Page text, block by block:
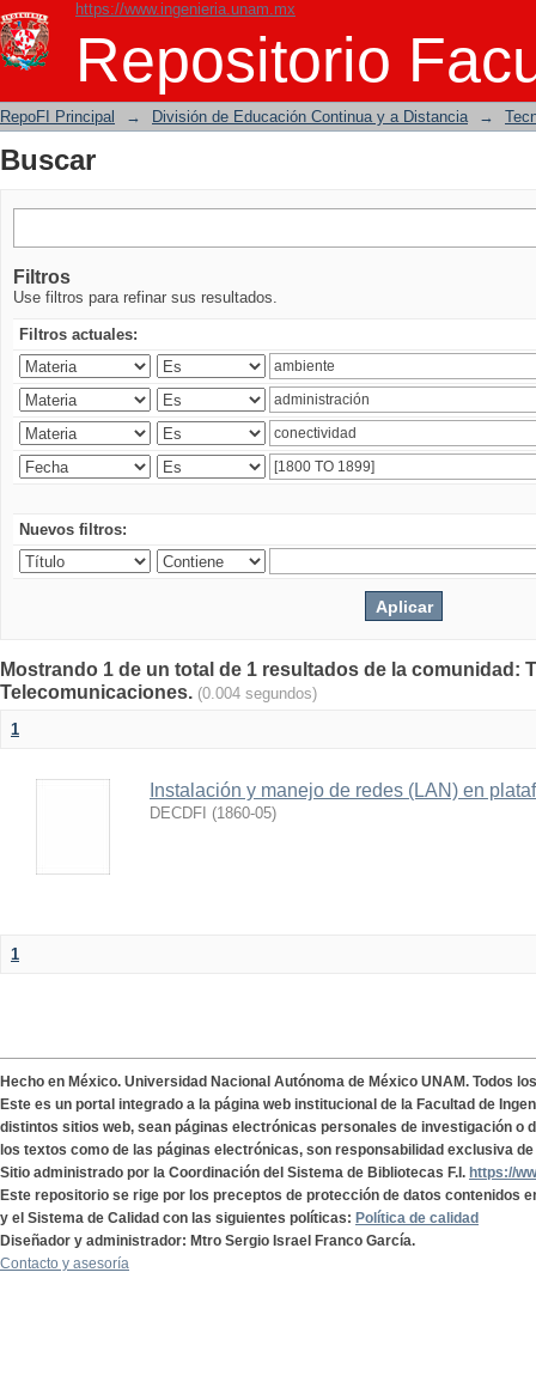
https://www.ingenieria.unam.mx
Repositorio
Buscar
RepoFI Principal → División de Educación Continua y a Distancia →
Buscar
Filtros
Use filtros para refinar sus resultados.
Filtros actuales:
Nuevos filtros:
Mostrando 1 de un total de 1 resultados de la comunidad:
Telecomunicaciones. (0.004 segundos)
1
Instalación y manejo de redes (LAN) en
DECDFI (1860-05)
1
Hecho en México. Universidad Nacional Autónoma de México UNAM. Todos
Este es un portal integrado a la página web institucional de la Facultad de
distintos sitios web, sean páginas electrónicas personales de investigación o
los textos como de las páginas electrónicas, son responsabilidad exclusiva
Sitio administrado por la Coordinación del Sistema de Bibliotecas F.I. https://
Este repositorio se rige por los preceptos de protección de datos contenidos
y el Sistema de Calidad con las siguientes políticas: Política de calidad
Diseñador y administrador: Mtro Sergio Israel Franco García.
Contacto y asesoría